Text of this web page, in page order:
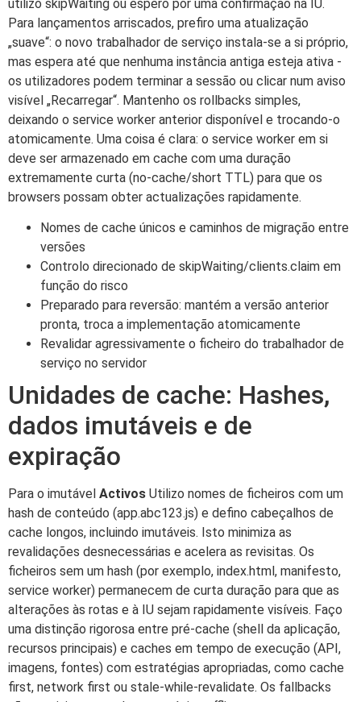
utilizo skipWaiting ou espero por uma confirmação na IU.
Para lançamentos arriscados, prefiro uma atualização
„suave“: o novo trabalhador de serviço instala-se a si próprio,
mas espera até que nenhuma instância antiga esteja ativa -
os utilizadores podem terminar a sessão ou clicar num aviso
visível „Recarregar“. Mantenho os rollbacks simples,
deixando o service worker anterior disponível e trocando-o
atomicamente. Uma coisa é clara: o service worker em si
deve ser armazenado em cache com uma duração
extremamente curta (no-cache/short TTL) para que os
browsers possam obter actualizações rapidamente.
Nomes de cache únicos e caminhos de migração entre
versões
Controlo direcionado de skipWaiting/clients.claim em
função do risco
Preparado para reversão: mantém a versão anterior
pronta, troca a implementação atomicamente
Revalidar agressivamente o ficheiro do trabalhador de
serviço no servidor
Unidades de cache: Hashes,
dados imutáveis e de
expiração
Para o imutável Activos Utilizo nomes de ficheiros com um
hash de conteúdo (app.abc123.js) e defino cabeçalhos de
cache longos, incluindo imutáveis. Isto minimiza as
revalidações desnecessárias e acelera as revisitas. Os
ficheiros sem um hash (por exemplo, index.html, manifesto,
service worker) permanecem de curta duração para que as
alterações às rotas e à IU sejam rapidamente visíveis. Faço
uma distinção rigorosa entre pré-cache (shell da aplicação,
recursos principais) e caches em tempo de execução (API,
imagens, fontes) com estratégias apropriadas, como cache
first, network first ou stale-while-revalidate. Os fallbacks